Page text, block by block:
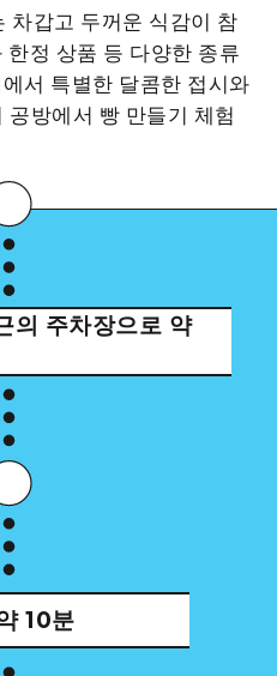
차갑고 두꺼운 식감이 참
한정 상품 등 다양한 종류
서 특별한 달콤한 접시와
공방에서 빵 만들기 체험
의 주차장으로 약
10분